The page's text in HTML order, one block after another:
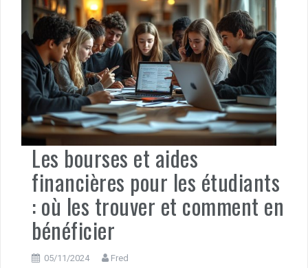
Les bourses et aides
financières pour les étudiants
: où les trouver et comment en
bénéficier
05/11/2024 Fred